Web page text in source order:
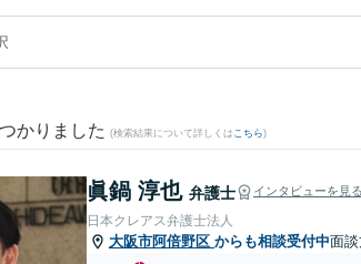
かりました (検索結果について詳しくは こちら)
眞鍋 淳也 弁護士 インタビューを見る
日本クレアス弁護士法人
大阪市阿倍野区 からも相談受付中面